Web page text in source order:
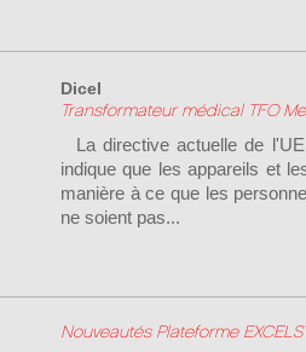
Dicel
Transformateur médical TFO
La directive actuelle de
indique que les appareils et
manière à ce que les
ne soient pas...
Nouveautés Plateforme